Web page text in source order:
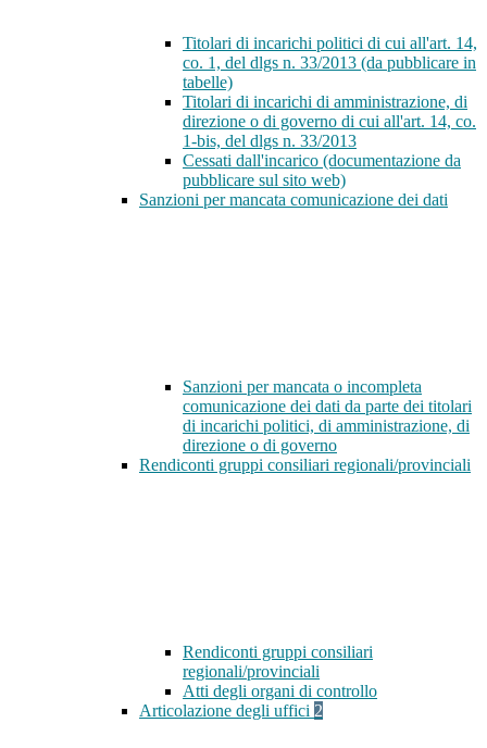
Titolari di incarichi politici di cui all'art. 14,
co. 1, del dlgs n. 33/2013 (da pubblicare in
tabelle)
Titolari di incarichi di amministrazione, di
direzione o di governo di cui all'art. 14, co.
1-bis, del dlgs n. 33/2013
Cessati dall'incarico (documentazione da
pubblicare sul sito web)
Sanzioni per mancata comunicazione dei dati
Sanzioni per mancata o incompleta
comunicazione dei dati da parte dei titolari
di incarichi politici, di amministrazione, di
direzione o di governo
Rendiconti gruppi consiliari regionali/provinciali
Rendiconti gruppi consiliari
regionali/provinciali
Atti degli organi di controllo
Articolazione degli uffici 2